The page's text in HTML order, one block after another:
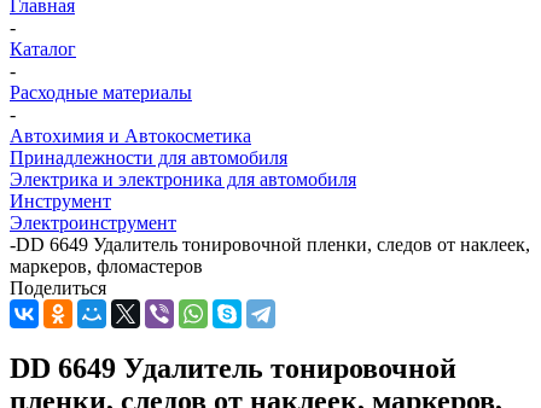
Главная
-
Каталог
-
Расходные материалы
-
Автохимия и Автокосметика
Принадлежности для автомобиля
Электрика и электроника для автомобиля
Инструмент
Электроинструмент
-DD 6649 Удалитель тонировочной пленки, следов от наклеек,
маркеров, фломастеров
Поделиться
DD 6649 Удалитель тонировочной
пленки, следов от наклеек, маркеров,